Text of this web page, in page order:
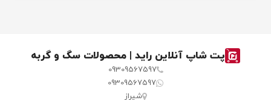
پت شاپ آنلاین راید | محصولات سگ و گربه
09309567597
09309567597
شیراز